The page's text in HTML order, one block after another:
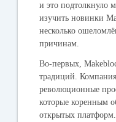
и это подтолкнуло
изучить новинки
несколько
причинам.
Во-первых,
традиций.
революционные
которые коренным
открытых